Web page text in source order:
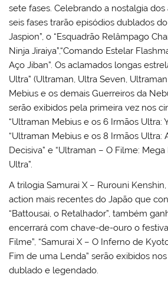
sete fases. Celebrando a nostalgia dos
seis fases trarão episódios dublados
Jaspion”, o “Esquadrão Relâmpago
Ninja Jiraiya”,“Comando Estelar
Aço Jiban”. Os aclamados longas
Ultra” (Ultraman, Ultra Seven,
Mebius e os demais Guerreiros da
serão exibidos pela primeira vez nos
“Ultraman Mebius e os 6 Irmãos Ultra:
“Ultraman Mebius e os 8 Irmãos Ultra:
Decisiva” e “Ultraman – O Filme:
Ultra”.
A trilogia Samurai X – Rurouni
action mais recentes do Japão que
“Battousai, o Retalhador”, também
encerrará com chave-de-ouro o
Filme”, “Samurai X – O Inferno de
Fim de uma Lenda” serão exibidos
dublado e legendado.